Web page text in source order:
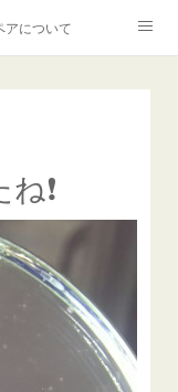
アについて
・磨き
ペル』
ついて
ガラスリペア施工価格
❗